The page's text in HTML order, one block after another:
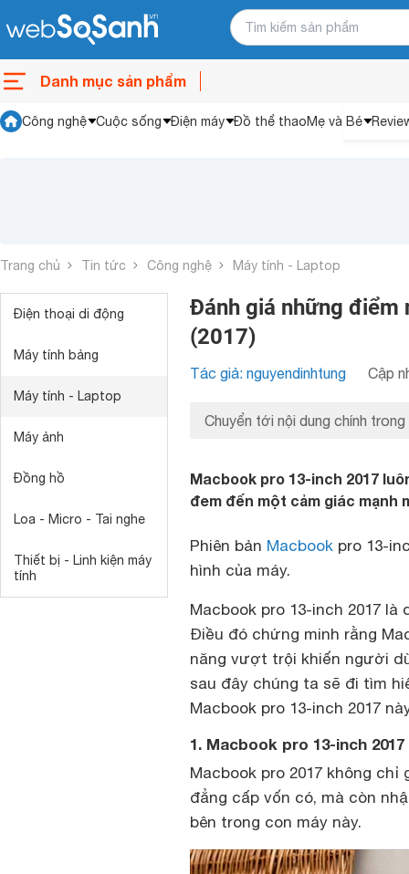
Danh mục sản phẩm
Công nghệ Cuộc sống Điện máy Đồ thể thaoMẹ và Bé
Trang chủ Tin tức Công nghệ Máy tính - Laptop
Điện thoại di động
Máy tính bảng
Máy tính - Laptop
Máy ảnh
Đồng hồ
Loa - Micro - Tai nghe
Thiết bị - Linh kiện máy
tính
Đánh giá những
(2017)
Tác giả: nguyendinhtung Cập
Chuyển tới nội dung chính trong
Macbook pro 13-inch 2017
đem đến một cảm giác mạnh
Phiên bản Macbook pro 13-
hình của máy.
Macbook pro 13-inch 2017
Điều đó chứng minh rằng
năng vượt trội khiến người
sau đây chúng ta sẽ đi tìm
Macbook pro 13-inch 2017
1. Macbook pro 13-inch
Macbook pro 2017 không
đẳng cấp vốn có, mà còn
bên trong con máy này.